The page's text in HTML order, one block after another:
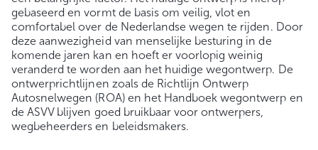
gebaseerd en vormt de basis om veilig, vlot en
comfortabel over de Nederlandse wegen te rijden. Door
deze aanwezigheid van menselijke besturing in de
komende jaren kan en hoeft er voorlopig weinig
veranderd te worden aan het huidige wegontwerp. De
ontwerprichtlijnen zoals de Richtlijn Ontwerp
Autosnelwegen (ROA) en het Handboek wegontwerp en
de ASVV blijven goed bruikbaar voor ontwerpers,
wegbeheerders en beleidsmakers.